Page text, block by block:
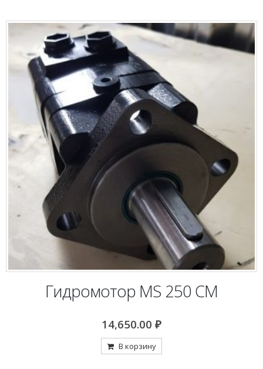
Гидромотор MS 250 CM
14,650.00 ₽
В корзину